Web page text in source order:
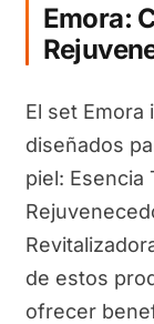
Emora:
El set
diseñados
piel: Esencia
de estos
ofrecer